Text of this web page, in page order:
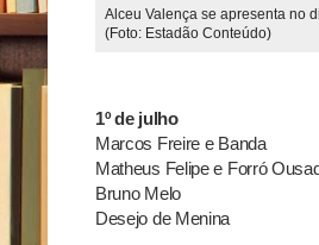
Alceu Valença se apresenta no
(Foto: Estadão Conteúdo)
1º de julho
Marcos Freire e Banda
Matheus Felipe e Forró
Bruno Melo
Desejo de Menina